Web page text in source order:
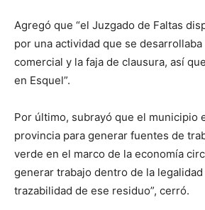
Agregó que “el Juzgado de Faltas
por una actividad que se
comercial y la faja de clausura, así
en Esquel”.
Por último, subrayó que el municipio
provincia para generar fuentes de
verde en el marco de la economía
generar trabajo dentro de la
trazabilidad de ese residuo”, cerró.